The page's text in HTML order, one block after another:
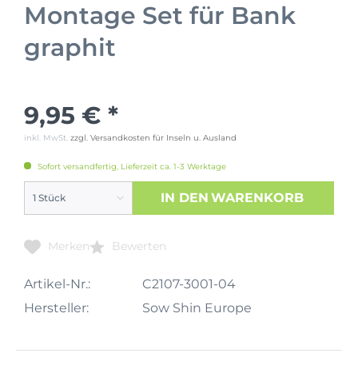
Montage Set für Bank
graphit
9,95 € *
inkl. MwSt. zzgl. Versandkosten für Inseln u. Ausland
Sofort versandfertig, Lieferzeit ca. 1-3 Werktage
IN DEN WARENKORB
Merken Bewerten
Artikel-Nr.:
C2107-3001-04
Hersteller:
Sow Shin Europe